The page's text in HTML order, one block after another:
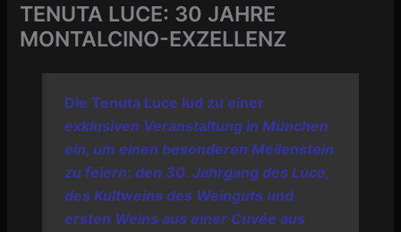
TENUTA LUCE: 30 JAHRE
MONTALCINO-EXZELLENZ
Die Tenuta Luce lud zu einer
exklusiven Veranstaltung in München
ein, um einen besonderen Meilenstein
zu feiern: den 30. Jahrgang des Luce,
des Kultweins des Weinguts und
ersten Weins aus einer Cuvée aus